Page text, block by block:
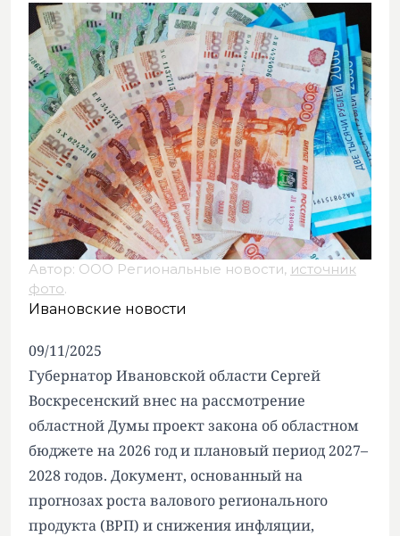
Автор: ООО Региональные новости, источник
фото.
Ивановские новости
09/11/2025
Губернатор Ивановской области Сергей
Воскресенский внес на рассмотрение
областной Думы проект закона об областном
бюджете на 2026 год и плановый период 2027–
2028 годов. Документ, основанный на
прогнозах роста валового регионального
продукта (ВРП) и снижения инфляции,